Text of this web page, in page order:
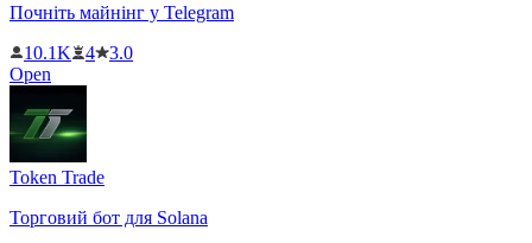
Почніть майнінг у Telegram
10.1K
4
3.0
Open
Token Trade
Торговий бот для Solana